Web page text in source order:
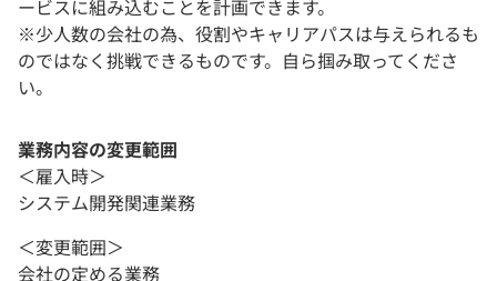
ービスに組み込むことを計画できます。
※少人数の会社の為、役割やキャリアパスは与えられるも
のではなく挑戦できるものです。自ら掴み取ってくださ
い。
業務内容の変更範囲
＜雇入時＞
システム開発関連業務
＜変更範囲＞
会社の定める業務